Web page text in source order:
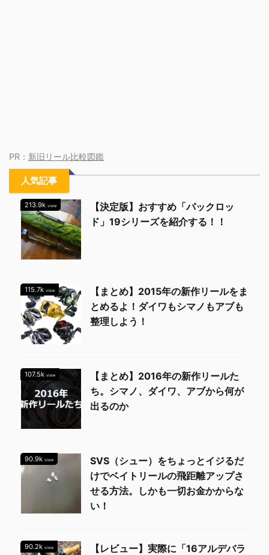
PR： 新旧リール比較図鑑
人気記事
213.9k view
【決定版】おすすめ「パックロッ
ド」19シリーズを紹介する！！
115.7k view
【まとめ】2015年の新作リールをま
とめるよ！ダイワもシマノもアブも
整理しよう！
107.5k view
【まとめ】2016年の新作リールた
ち。シマノ、ダイワ、アブから何が
出るのか
90.9k view
SVS（シュー）をちょっとイジるだ
けでベイトリールの飛距離アップさ
せる方法。しかも一切お金かからな
い！
90.2k view
【レビュー】実際に「16アルデバラ